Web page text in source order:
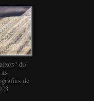
do
de